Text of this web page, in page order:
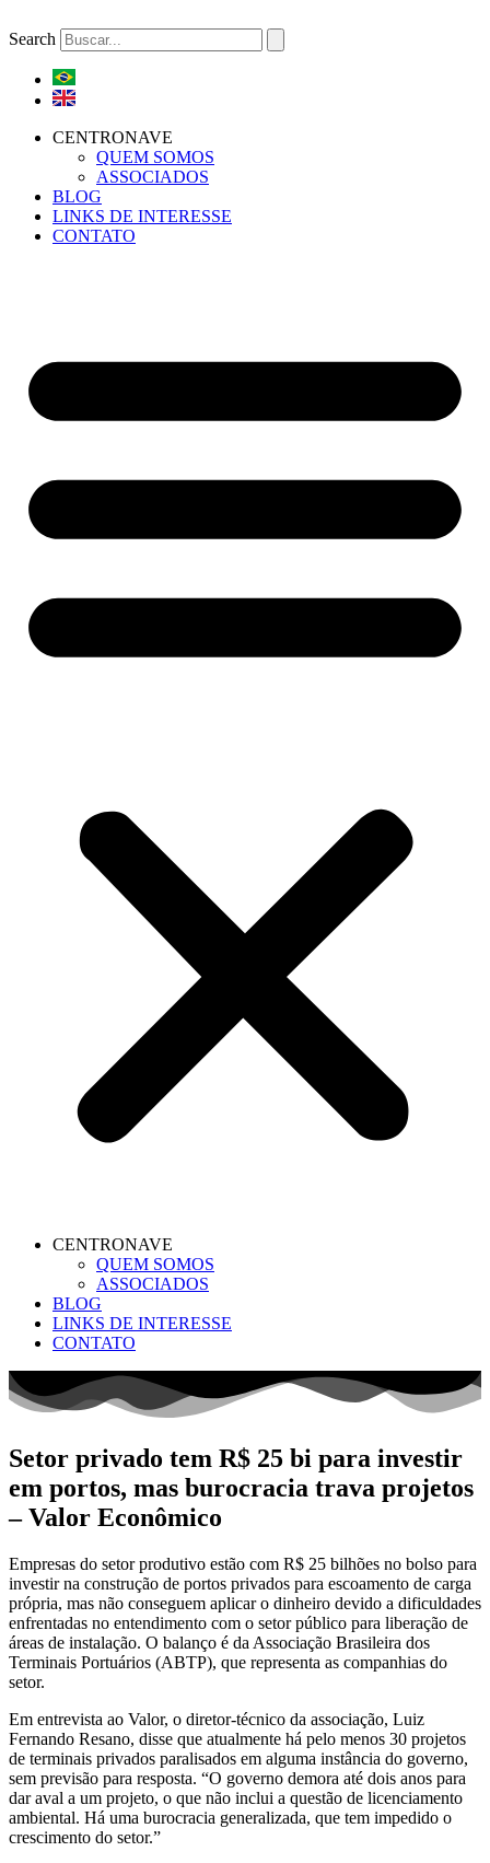
para
conteúdo
Search
CENTRONAVE
QUEM SOMOS
ASSOCIADOS
BLOG
LINKS DE INTERESSE
CONTATO
CENTRONAVE
QUEM SOMOS
ASSOCIADOS
BLOG
LINKS DE INTERESSE
CONTATO
Setor privado tem R$ 25 bi para investir
em portos, mas burocracia trava projetos
– Valor Econômico
Empresas do setor produtivo estão com R$ 25 bilhões no bolso para
investir na construção de portos privados para escoamento de carga
própria, mas não conseguem aplicar o dinheiro devido a dificuldades
enfrentadas no entendimento com o setor público para liberação de
áreas de instalação. O balanço é da Associação Brasileira dos
Terminais Portuários (ABTP), que representa as companhias do
setor.
Em entrevista ao Valor, o diretor-técnico da associação, Luiz
Fernando Resano, disse que atualmente há pelo menos 30 projetos
de terminais privados paralisados em alguma instância do governo,
sem previsão para resposta. “O governo demora até dois anos para
dar aval a um projeto, o que não inclui a questão de licenciamento
ambiental. Há uma burocracia generalizada, que tem impedido o
crescimento do setor.”